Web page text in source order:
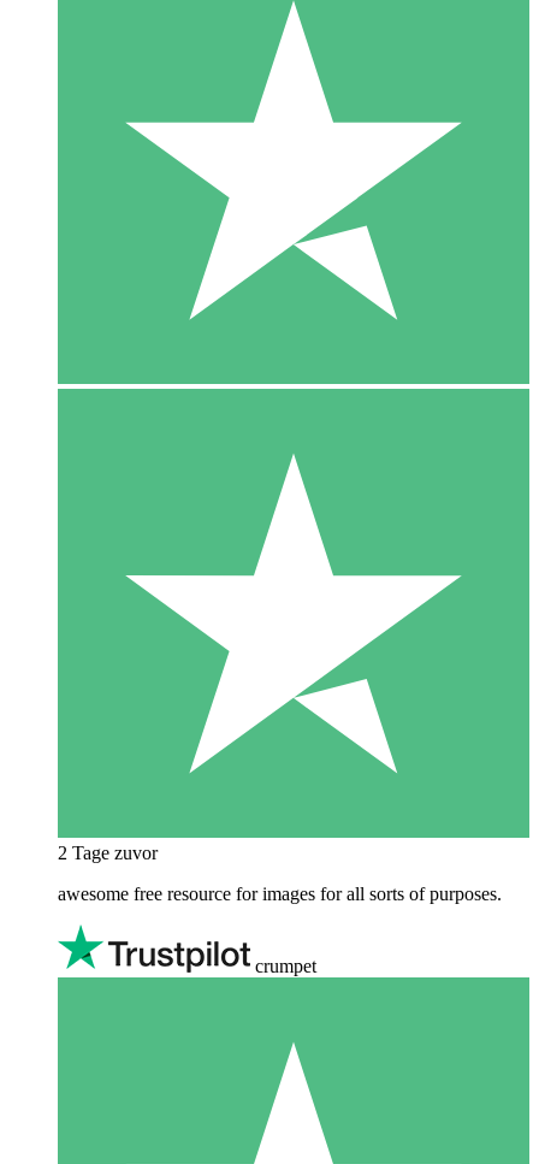
2 Tage zuvor
awesome free resource for images for all sorts of purposes.
crumpet